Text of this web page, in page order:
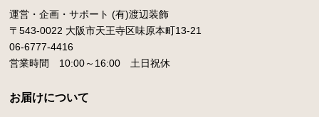
運営・企画・サポート (有)渡辺装飾
〒543-0022 大阪市天王寺区味原本町13-21
06-6777-4416
営業時間 10:00～16:00 土日祝休
お届けについて